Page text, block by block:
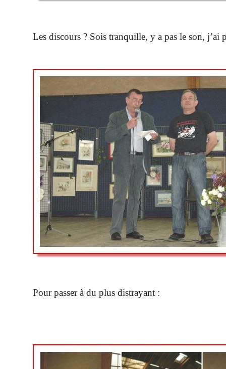
Les discours ? Sois tranquille, y a pas le son, j’ai
Pour passer à du plus distrayant :